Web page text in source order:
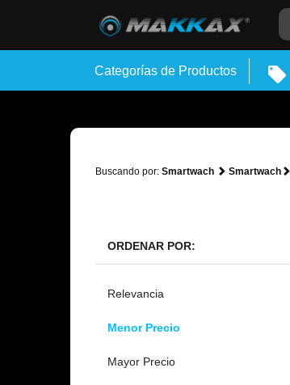
Categorías de Productos
Buscando por: Smartwach Smartwach
ORDENAR POR:
Relevancia
Menor Precio
Mayor Precio